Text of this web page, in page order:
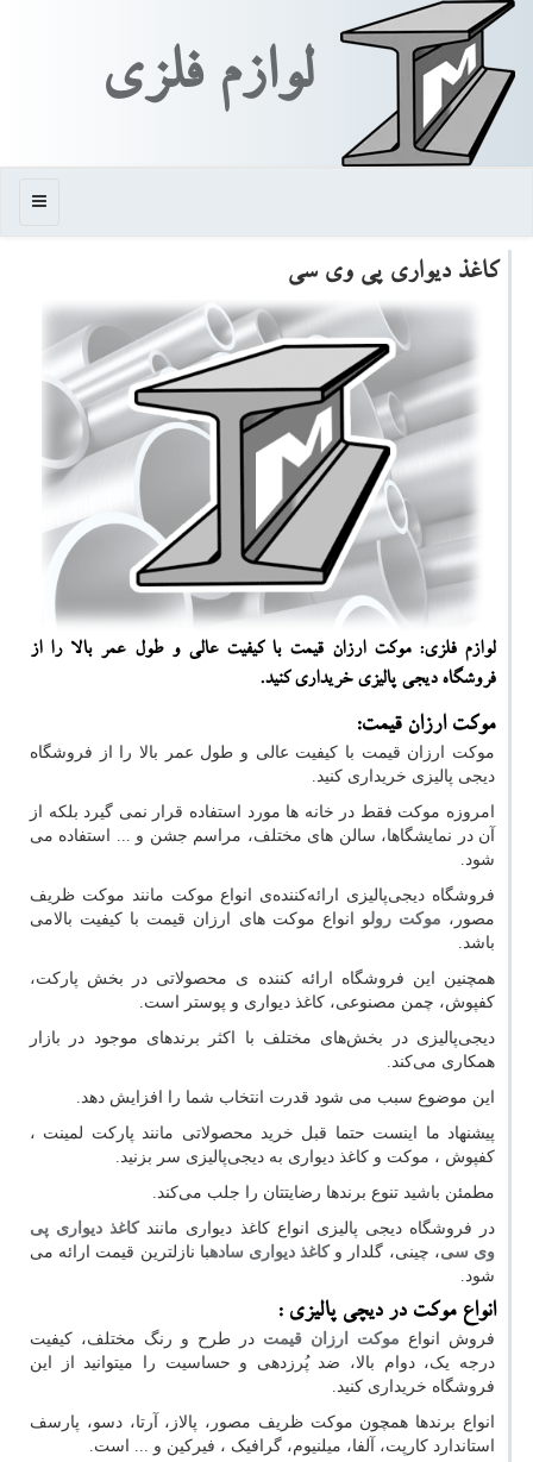
لوازم فلزی
منو
كاغذ دیواری پی وی سی
لوازم فلزی: موكت ارزان قیمت با كیفیت عالی و طول عمر بالا را از
فروشگاه دیجی پالیزی خریداری كنید.
موکت ارزان قیمت:
موکت ارزان قیمت با کیفیت عالی و طول عمر بالا را از فروشگاه
دیجی پالیزی خریداری کنید.
امروزه موکت فقط در خانه ها مورد استفاده قرار نمی گیرد بلکه از
آن در نمایشگاها، سالن های مختلف، مراسم جشن و ... استفاده می
شود.
فروشگاه دیجی‌پالیزی ارائه‌کننده‌ی انواع موکت مانند موکت ظریف
مصور، موکت رولو انواع موکت های ارزان قیمت با کیفیت بالامی
باشد.
همچنین این فروشگاه ارائه کننده ی محصولاتی در بخش پارکت،
کفپوش، چمن مصنوعی، کاغذ دیواری و پوستر است.
دیجی‌پالیزی در بخش‌های مختلف با اکثر برندهای موجود در بازار
همکاری می‌کند.
این موضوع سبب می شود قدرت انتخاب شما را افزایش دهد.
پیشنهاد ما اینست حتما قبل خرید محصولاتی مانند پارکت لمینت ،
کفپوش ، موکت و کاغذ دیواری به دیجی‌پالیزی سر بزنید.
مطمئن باشید تنوع برندها رضایتتان را جلب می‌کند.
در فروشگاه دیجی پالیزی انواع کاغذ دیواری مانند کاغذ دیواری پی
وی سی، چینی، گلدار و کاغذ دیواری سادهبا نازلترین قیمت ارائه می
شود.
انواع موکت در دیچی پالیزی :
فروش انواع موکت ارزان قیمت در طرح و رنگ مختلف، کیفیت
درجه یک، دوام بالا، ضد پُرزدهی و حساسیت را میتوانید از این
فروشگاه خریداری کنید.
انواع برندها همچون موکت ظریف مصور، پالاز، آرتا، دسو، پارسف
استاندارد کارپت، آلفا، میلنیوم، گرافیک ، فیرکین و ... است.